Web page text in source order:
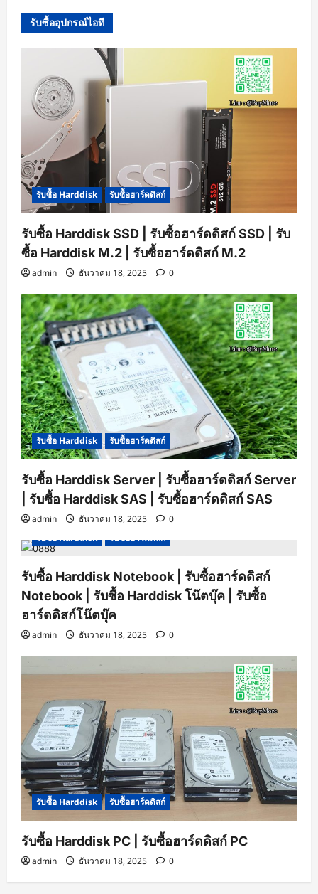
รับซื้ออุปกรณ์ไอที
รับซื้อ Harddisk รับซื้อฮาร์ดดิสก์
รับซื้อ Harddisk SSD | รับซื้อฮาร์ดดิสก์ SSD | รับ
ซื้อ Harddisk M.2 | รับซื้อฮาร์ดดิสก์ M.2
admin ธันวาคม 18, 2025 0
รับซื้อ Harddisk รับซื้อฮาร์ดดิสก์
รับซื้อ Harddisk Server | รับซื้อฮาร์ดดิสก์ Server
| รับซื้อ Harddisk SAS | รับซื้อฮาร์ดดิสก์ SAS
admin ธันวาคม 18, 2025
0
รับซื้อ Harddisk
รับซื้อฮาร์ดดิสก์
รับซื้อ Harddisk Notebook | รับซื้อฮาร์ดดิสก์
Notebook | รับซื้อ Harddisk โน๊ตบุ๊ค | รับซื้อ
ฮาร์ดดิสก์โน๊ตบุ๊ค
admin ธันวาคม 18, 2025 0
รับซื้อ Harddisk รับซื้อฮาร์ดดิสก์
รับซื้อ Harddisk PC | รับซื้อฮาร์ดดิสก์ PC
admin ธันวาคม 18, 2025 0